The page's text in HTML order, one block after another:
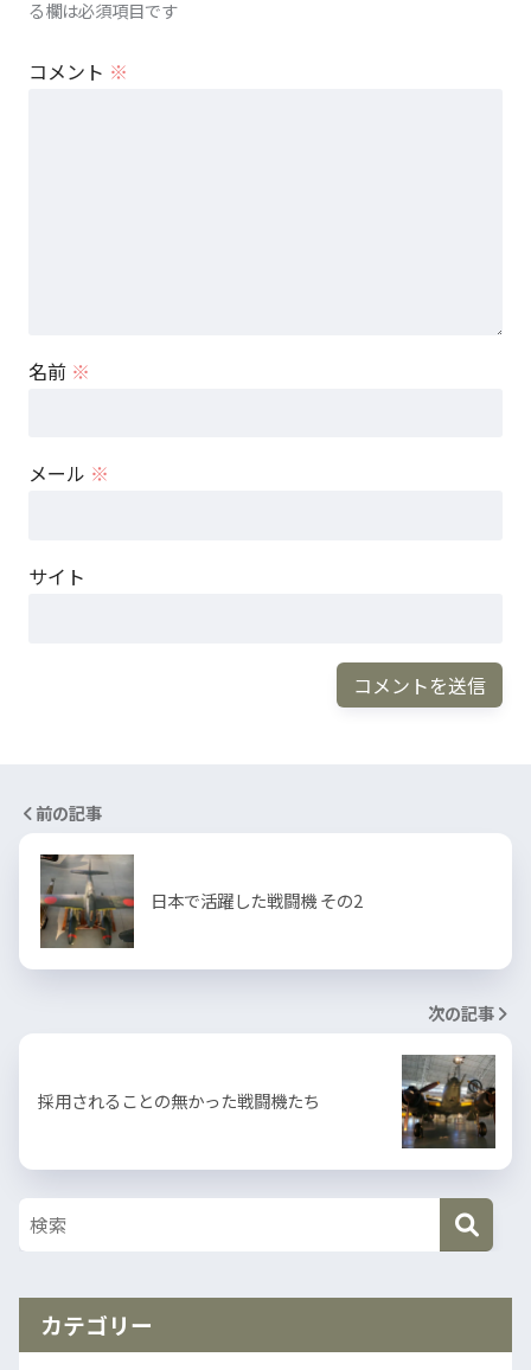
る欄は必須項目です
コメント ※
名前 ※
メール ※
サイト
前の記事
日本で活躍した戦闘機 その2
次の記事
採用されることの無かった戦闘機たち
カテゴリー